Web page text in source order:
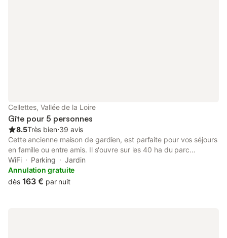
Cellettes, Vallée de la Loire
Gîte pour 5 personnes
8.5Très bien⋅39 avis
Cette ancienne maison de gardien, est parfaite pour vos séjours
en famille ou entre amis. Il s'ouvre sur les 40 ha du parc
paysager et de ses jardins, ainsi que sur les 60 ha de champs
de l'autre côté de votre jardin privé, sans vis-à-vis. Niché au
coeur du Val de Loire, ce gîte de charme est le lieu idéal pour
WiFi Parking
Jardin
Annulation gratuite
dès 163 € par nuit